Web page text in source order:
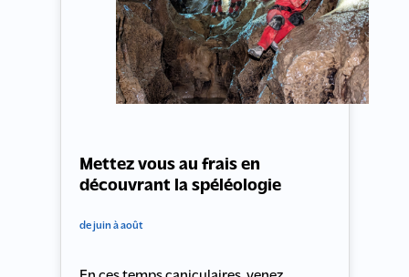
Mettez vous au frais en
découvrant la spéléologie
de juin à août